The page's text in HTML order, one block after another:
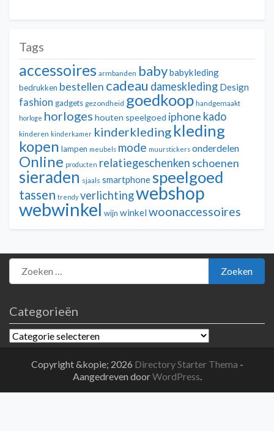
Tags
accessoires armbanden babybabykleding
bedrukken bestellen cadeau dameskleding Design
fashion gadgets gezondheid goedkoop handgemaakt
horloge horloges houten speelgoed iphone kado
kinderen kinderkamer kinderkleding kleding
kopen lampen meubels mode muurstickers onderdelen
Online producten relatiegeschenken schoenen
sieraden sjaals smartphonespeelgoed
tassen trendy verlichtingwebshop
webwinkel wijn winkelwoonaccessoires
Zoeken naar:
Zoeken
Categorieën
Categorieën
Copyright &kopie; 2026 Directory Starter Thema -
Aangedreven doorWordPress